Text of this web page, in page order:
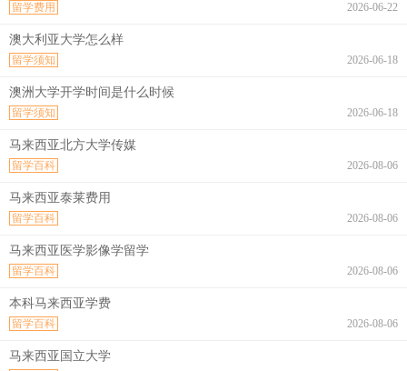
2026-06-22
留学费用
澳大利亚大学怎么样
2026-06-18
留学须知
澳洲大学开学时间是什么时候
2026-06-18
留学须知
马来西亚北方大学传媒
2026-08-06
留学百科
马来西亚泰莱费用
2026-08-06
留学百科
马来西亚医学影像学留学
2026-08-06
留学百科
本科马来西亚学费
2026-08-06
留学百科
马来西亚国立大学